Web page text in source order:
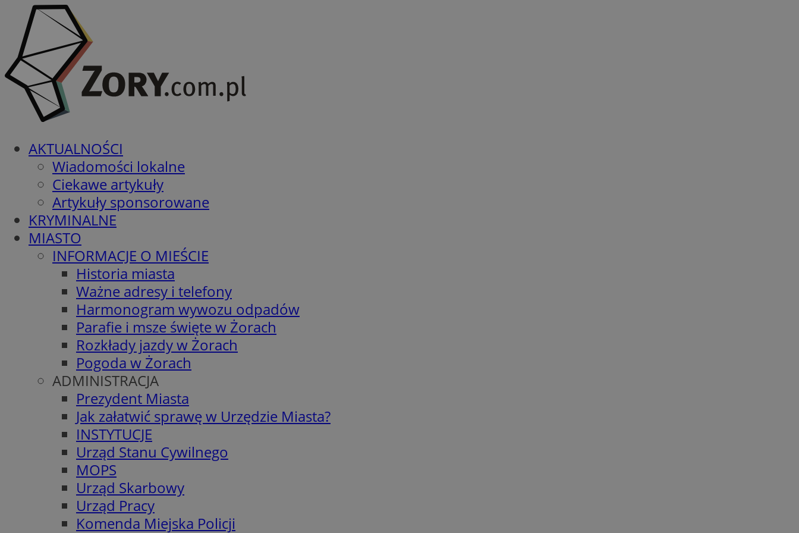
AKTUALNOŚCI
Wiadomości lokalne
Ciekawe artykuły
Artykuły sponsorowane
KRYMINALNE
MIASTO
INFORMACJE O MIEŚCIE
Historia miasta
Ważne adresy i telefony
Harmonogram wywozu odpadów
Parafie i msze święte w Żorach
Rozkłady jazdy w Żorach
Pogoda w Żorach
ADMINISTRACJA
Prezydent Miasta
Jak załatwić sprawę w Urzędzie Miasta?
INSTYTUCJE
Urząd Stanu Cywilnego
MOPS
Urząd Skarbowy
Urząd Pracy
Komenda Miejska Policji